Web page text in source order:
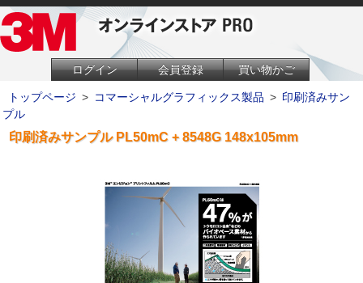
ログイン 会員登録 買い物かご
トップページ > コマーシャルグラフィックス製品 > 印刷済みサン
プル
印刷済みサンプル PL50mC + 8548G 148x105mm